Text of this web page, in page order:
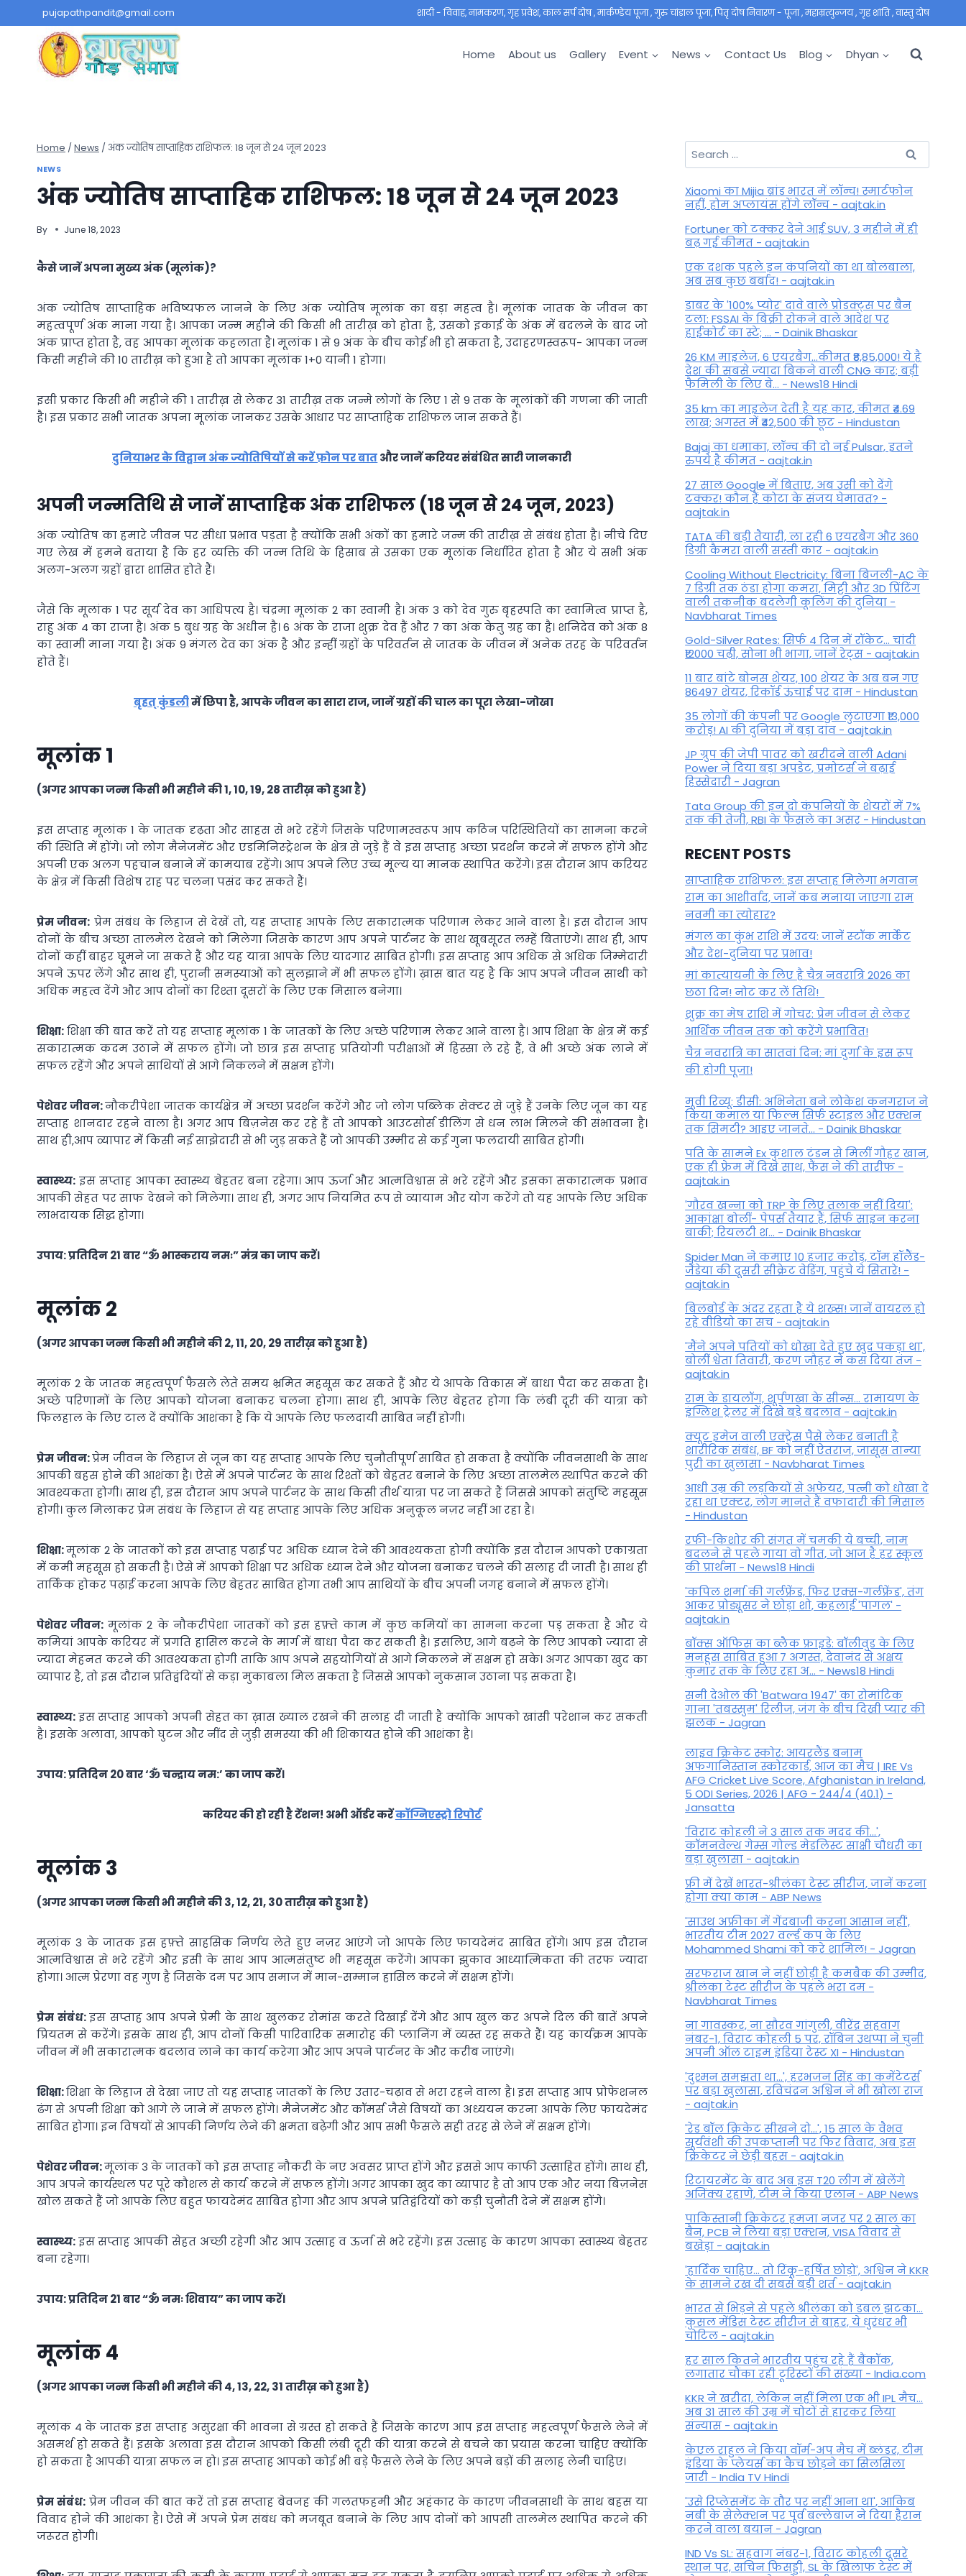
to
content
pujapathpandit@gmail.com शादी - विवाह, नामकरण, गृह प्रवेश, काल सर्प दोष , मार्कण्डेय पूजा , गुरु चांडाल पूजा, पितृ दोष निवारण - पूजा , महाम्रत्युन्जय , गृह शांति , वास्तु दोष
Home About us Gallery Event News Contact Us Blog Dhyan
Home / News / अंक ज्योतिष साप्ताहिक राशिफल: 18 जून से 24 जून 2023
NEWS
अंक ज्योतिष साप्ताहिक राशिफल: 18 जून से 24 जून 2023
By June 18, 2023
कैसे जानें अपना मुख्य अंक (मूलांक)?
अंक ज्योतिष साप्ताहिक भविष्यफल जानने के लिए अंक ज्योतिष मूलांक का बड़ा महत्व है। मूलांक जातक के जीवन का
महत्वपूर्ण अंक माना गया है। आपका जन्म महीने की किसी भी तारीख़ को होता है, उसको इकाई के अंक में बदलने के बाद जो
अंक प्राप्त होता है, वह आपका मूलांक कहलाता है। मूलांक 1 से 9 अंक के बीच कोई भी हो सकता है, उदाहरणस्वरूप- आपका जन्म
किसी महीने की 10 तारीख़ को हुआ है तो आपका मूलांक 1+0 यानी 1 होगा।
इसी प्रकार किसी भी महीने की 1 तारीख़ से लेकर 31 तारीख़ तक जन्मे लोगों के लिए 1 से 9 तक के मूलांकों की गणना की जाती
है। इस प्रकार सभी जातक अपना मूलांक जानकर उसके आधार पर साप्ताहिक राशिफल जान सकते हैं।
दुनियाभर के विद्वान अंक ज्योतिषियों से करें फ़ोन पर बातऔर जानें करियर संबंधित सारी जानकारी
अपनी जन्मतिथि से जानें साप्ताहिक अंक राशिफल (18 जून से 24 जून, 2023)
अंक ज्योतिष का हमारे जीवन पर सीधा प्रभाव पड़ता है क्योंकि सभी अंकों का हमारे जन्म की तारीख़ से संबंध होता है। नीचे दिए
गए लेख में हमने बताया है कि हर व्यक्ति की जन्म तिथि के हिसाब से उसका एक मूलांक निर्धारित होता है और ये सभी अंक
अलग-अलग ग्रहों द्वारा शासित होते हैं।
जैसे कि मूलांक 1 पर सूर्य देव का आधिपत्य है। चंद्रमा मूलांक 2 का स्वामी है। अंक 3 को देव गुरु बृहस्पति का स्वामित्व प्राप्त है,
राहु अंक 4 का राजा है। अंक 5 बुध ग्रह के अधीन है। 6 अंक के राजा शुक्र देव हैं और 7 का अंक केतु ग्रह का है। शनिदेव को अंक 8
का स्वामी माना गया है। अंक 9 मंगल देव का अंक है और इन्हीं ग्रहों के परिवर्तन से जातक के जीवन में अनेक तरह के परिवर्तन
होते हैं।
बृहत् कुंडलीमें छिपा है, आपके जीवन का सारा राज, जानें ग्रहों की चाल का पूरालेखा-जोखा
मूलांक 1
(अगर आपका जन्म किसी भी महीने की 1, 10, 19, 28 तारीख़ को हुआ है)
इस सप्ताह मूलांक 1 के जातक दृढ़ता और साहस से भरे रहेंगे जिसके परिणामस्वरूप आप कठिन परिस्थितियों का सामना करने
की स्थिति में होंगे। जो लोग मैनेजमेंट और एडमिनिस्ट्रेशन के क्षेत्र से जुड़े हैं वे इस सप्ताह अच्छा प्रदर्शन करने में सफल होंगे और
अपनी एक अलग पहचान बनाने में कामयाब रहेंगे। आप अपने लिए उच्च मूल्य या मानक स्थापित करेंगे। इस दौरान आप करियर
के क्षेत्र में किसी विशेष राह पर चलना पसंद कर सकते हैं।
प्रेम जीवन: प्रेम संबंध के लिहाज से देखें तो, यह सप्ताह आपके लिए सकारात्मक परिणाम लेकर आने वाला है। इस दौरान आप
दोनों के बीच अच्छा तालमेल देखने को मिलेगा जिसके कारण आप अपने पार्टनर के साथ खूबसूरत लम्हें बिताएंगे। साथ ही, आप
दोनों कहीं बाहर घूमने जा सकते हैं और यह यात्रा आपके लिए यादगार साबित होगी। इस सप्ताह आप अधिक से अधिक जिम्मेदारी
अपने ऊपर लेंगे और साथ ही, पुरानी समस्याओं को सुलझाने में भी सफल होंगे। ख़ास बात यह है कि आप अपने जीवन साथी को
अधिक महत्व देंगे और आप दोनों का रिश्ता दूसरों के लिए एक मिसाल बनेगा।
शिक्षा:शिक्षा की बात करें तो यह सप्ताह मूलांक 1 के जातकों के लिए अच्छे परिणाम लेकर आने वाला है। आप शिक्षा के क्षेत्र में कई
सकारात्मक कदम उठाने में सफल होंगे। जो छात्र इस सप्ताह प्रतियोगी परीक्षाओं में हिस्सा ले रहे हैं, वे भी अच्छे अंक लाने में
सफल रहेंगे और अपने साथियों से आगे निकलने में सक्षम होंगे।
पेशेवर जीवन:नौकरीपेशा जातक कार्यक्षेत्र में अच्छा प्रदर्शन करेंगे और जो लोग पब्लिक सेक्टर से जुड़े हैं उनके लिए जून का यह
सप्ताह शानदार रहने वाला है। अगर आप बिज़नेस कर रहे हैं तो आपको आउटसोर्स डीलिंग से धन लाभ मिलने की संभावना है।
साथ ही,आप व्यापार में किसी नई साझेदारी से भी जुड़ सकते हैं जो आपकी उम्मीद से कई गुना फलदायी साबित होगी।
स्वास्थ्य: इस सप्ताह आपका स्वास्थ्य बेहतर बना रहेगा। आप ऊर्जा और आत्मविश्वास से भरे रहेंगे और इसका सकारात्मक प्रभाव
आपकी सेहत पर साफ देखने को मिलेगा। साथ ही, अगर आप नियमित रूप से व्यायाम और योग करेंगे तो यह आपके लिए अधिक
लाभदायक सिद्ध होगा।
उपाय: प्रतिदिन 21 बार “ॐ भास्कराय नमः” मंत्र का जाप करें।
मूलांक 2
(अगर आपका जन्म किसी भी महीने की 2, 11, 20, 29 तारीख़ को हुआ है)
मूलांक 2 के जातक महत्वपूर्ण फैसले लेते समय भ्रमित महसूस कर सकते हैं और ये आपके विकास में बाधा पैदा कर सकता है।
अच्छे परिणामों के लिए आपको योजना बनाकर चलना होगा। साथ ही, आपके लिए बेहतर होगा कि लंबी दूरी की यात्रा को
फिलहाल के लिए टाल दें क्योंकि आशंका है कि ये आपके लिए फलदायी साबित नहीं होगी।
प्रेम जीवन:प्रेम जीवन के लिहाज से जून का यह सप्ताह आपके लिए चुनौतीपूर्ण साबित हो सकता है क्योंकि जीवनसाथी के साथ
आपकी बहस होने की आशंका है। ऐसे में अपने पार्टनर के साथ रिश्तों को बेहतर बनाने के लिए अच्छा तालमेल स्थापित करने की
आवश्यकता होगी। साथ ही, इस दौरान आप अपने पार्टनर के साथ किसी तीर्थ यात्रा पर जा सकते हैं जिससे आपको संतुष्टि महसूस
होगी। कुल मिलाकर प्रेम संबंध के लिहाज से यह सप्ताह आपके लिए अधिक अनुकूल नज़र नहीं आ रहा है।
शिक्षा:मूलांक 2 के जातकों को इस सप्ताह पढ़ाई पर अधिक ध्यान देने की आवश्यकता होगी क्योंकि इस दौरान आपको एकाग्रता
में कमी महसूस हो सकती है। ऐसे में आपको शिक्षा पर अधिक ध्यान देने और योजना बनाकर चलने की सलाह दी जाती है। साथ ही
तार्किक होकर पढ़ाई करना आपके लिए बेहतर साबित होगा तभी आप साथियों के बीच अपनी जगह बनाने में सफल होंगे।
पेशेवर जीवन: मूलांक 2 के नौकरीपेशा जातकों को इस हफ़्ते काम में कुछ कमियों का सामना करना पड़ सकता है और ये
कमियां आपके करियर में प्रगति हासिल करने के मार्ग में बाधा पैदा कर सकती है। इसलिए, आगे बढ़ने के लिए आपको ज्यादा से
ज्यादा मेहनत करने की आवश्यकता होगी ताकि आप अपने सहयोगियों से आगे निकलने में सक्षम हो सके। अगर आपका खुद का
व्यापार है, तो इस दौरान प्रतिद्वंदियों से कड़ा मुकाबला मिल सकता है जिससे आपको नुकसान उठाना पड़ सकता है।
स्वास्थ्य:इस सप्ताह आपको अपनी सेहत का ख़ास ख्याल रखने की सलाह दी जाती है क्योंकि आपको खांसी परेशान कर सकती
है। इसके अलावा, आपको घुटन और नींद से जुड़ी समस्या की भी शिकायत होने की आशंका है।
उपाय: प्रतिदिन 20 बार ‘ॐ चन्द्राय नम:’ का जाप करें।
करियर की हो रही है टेंशन! अभी ऑर्डर करेंकॉग्निएस्ट्रो रिपोर्ट
मूलांक 3
(अगर आपका जन्म किसी भी महीने की 3, 12, 21, 30 तारीख़ को हुआ है)
मूलांक 3 के जातक इस हफ़्ते साहसिक निर्णय लेते हुए नज़र आएंगे जो आपके लिए फायदेमंद साबित होंगे। आप इस दौरान
आत्मविश्वास से भरे रहेंगे और इसी के साथ आप आत्मसंतुष्ट भी महसूस करेंगे। आपका झुकाव आध्यात्मिकता की तरफ ज्यादा
होगा। आत्म प्रेरणा वह गुण है जिसके दम पर आप समाज में मान-सम्मान हासिल करने में सक्षम होंगे।
प्रेम संबंध:इस सप्ताह आप अपने प्रेमी के साथ खुलकर रोमांस करते दिखाई देंगे और आप खुल कर अपने दिल की बातें अपने
प्रियतम से करेंगे। इसके साथ ही, आप दोनों किसी पारिवारिक समारोह की प्लानिंग में व्यस्त रह सकते हैं। यह कार्यक्रम आपके
जीवन में भी सकारात्मक बदलाव लाने का कार्य करेगा और आप अपने पार्टनर के और करीब जाएंगे।
शिक्षा:शिक्षा के लिहाज से देखा जाए तो यह सप्ताह जातकों के लिए उतार-चढ़ाव से भरा रहने वाला है। इस सप्ताह आप प्रोफेशनल
ढंग से अपनी शिक्षा को आगे ले जाने में सफल होंगे। मैनेजमेंट और कॉमर्स जैसे विषयों का अध्ययन करना आपके लिए फायदेमंद
साबित होगा। इन विषयों से आपकी निर्णय लेने की क्षमता बढ़ेगी और आप सभी फैसले सही तरह से लेने में सक्षम होंगे।
पेशेवर जीवन:मूलांक 3 के जातकों को इस सप्ताह नौकरी के नए अवसर प्राप्त होंगे और इससे आप काफी उत्साहित होंगे। साथ ही,
आप अपने कार्यस्थल पर पूरे कौशल से कार्य करने में सफल होंगे। अगर आपका खुद का व्यापार है तो आप एक और नया बिज़नेस
खोल सकते हैं जो आपके लिए बहुत फायदेमंद साबित होगा और आप अपने प्रतिद्वंदियों को कड़ी चुनौती देने में सक्षम होंगे।
स्वास्थ्य:इस सप्ताह आपकी सेहत अच्छी रहेगी और आप उत्साह व ऊर्जा से भरे रहेंगे। इस उत्साह के कारण आपका स्वास्थ्य बेहतर
बना रहेगा।
उपाय: प्रतिदिन 21 बार “ॐ नमः शिवाय” का जाप करें।
मूलांक 4
(अगर आपका जन्म किसी भी महीने की 4, 13, 22, 31 तारीख़ को हुआ है)
मूलांक 4 के जातक इस सप्ताह असुरक्षा की भावना से ग्रस्त हो सकते हैं जिसके कारण आप इस सप्ताह महत्वपूर्ण फैसले लेने में
असमर्थ हो सकते हैं। इसके अलावा इस दौरान आपको किसी लंबी दूरी की यात्रा करने से बचने का प्रयास करना चाहिए क्योंकि
हो सकता है आपकी यात्रा सफल न हो। इस सप्ताह आपको कोई भी बड़े फैसले लेने के लिए अपने बड़ों की सलाह लेनी चाहिए।
प्रेम संबंध:प्रेम जीवन की बात करें तो इस सप्ताह बेवजह की गलतफहमी और अहंकार के कारण जीवनसाथी के साथ बहस या
विवाद होने की आशंका है। ऐसे में अपने प्रेम संबंध को मजबूत बनाने के लिए आप दोनों को आपसी तालमेल स्थापित करने की
जरूरत होगी।
Search
for:
Xiaomi का Mijia ब्रांड भारत में लॉन्च! स्मार्टफोन
नहीं, होम अप्लायंस होंगे लॉन्च - aajtak.in
Fortuner को टक्कर देने आई SUV, 3 महीने में ही
बढ़ गई कीमत - aajtak.in
एक दशक पहले इन कंपनियों का था बोलबाला,
अब सब कुछ बर्बाद! - aajtak.in
डाबर के '100% प्योर' दावे वाले प्रोडक्ट्स पर बैन
टला: FSSAI के बिक्री रोकने वाले आदेश पर
हाईकोर्ट का स्टे; ... - Dainik Bhaskar
26 KM माइलेज, 6 एयरबैग...कीमत ₹8,85,000! ये है
देश की सबसे ज्यादा बिकने वाली CNG कार; बड़ी
फैमिली के लिए बे... - News18 Hindi
35 km का माइलेज देती है यह कार, कीमत ₹4.69
लाख; अगस्त में ₹42,500 की छूट - Hindustan
Bajaj का धमाका, लॉन्च की दो नई Pulsar, इतने
रुपये है कीमत - aajtak.in
27 साल Google में बिताए, अब उसी को देंगे
टक्कर! कौन हैं कोटा के संजय घेमावत? -
aajtak.in
TATA की बड़ी तैयारी, ला रही 6 एयरबैग और 360
डिग्री कैमरा वाली सस्ती कार - aajtak.in
Cooling Without Electricity: बिना बिजली-AC के
7 डिग्री तक ठंडा होगा कमरा, मिट्टी और 3D प्रिंटिंग
वाली तकनीक बदलेगी कूलिंग की दुनिया -
Navbharat Times
Gold-Silver Rates: सिर्फ 4 दिन में रॉकेट... चांदी
₹12000 चढ़ी, सोना भी भागा, जानें रेट्स - aajtak.in
11 बार बांटे बोनस शेयर, 100 शेयर के अब बन गए
86497 शेयर, रिकॉर्ड ऊंचाई पर दाम - Hindustan
35 लोगों की कंपनी पर Google लुटाएगा ₹13,000
करोड़! AI की दुनिया में बड़ा दांव - aajtak.in
JP ग्रुप की जेपी पावर को खरीदने वाली Adani
Power ने दिया बड़ा अपडेट, प्रमोटर्स ने बढ़ाई
हिस्सेदारी - Jagran
Tata Group की इन दो कंपनियों के शेयरों में 7%
तक की तेजी, RBI के फैसले का असर - Hindustan
RECENT POSTS
साप्ताहिक राशिफल: इस सप्ताह मिलेगा भगवान
राम का आशीर्वाद, जानें कब मनाया जाएगा राम
नवमी का त्योहार?
मंगल का कुंभ राशि में उदय: जानें स्‍टॉक मार्केट
और देश-दुनिया पर प्रभाव!
मां कात्‍यायनी के लिए है चैत्र नवरात्रि 2026 का
छठा दिन! नोट कर लें तिथि!
शुक्र का मेष राशि में गोचर: प्रेम जीवन से लेकर
आर्थिक जीवन तक को करेंगे प्रभावित!
चैत्र नवरात्रि का सातवां दिन: मां दुर्गा के इस रूप
की होगी पूजा!
मूवी रिव्यू: डीसी: अभिनेता बने लोकेश कनगराज ने
किया कमाल या फिल्म सिर्फ स्टाइल और एक्शन
तक सिमटी? आइए जानते... - Dainik Bhaskar
पति के सामने Ex कुशाल टंडन से मिलीं गौहर खान,
एक ही फ्रेम में दिखे साथ, फैंस ने की तारीफ -
aajtak.in
'गौरव खन्ना को TRP के लिए तलाक नहीं दिया':
आकांक्षा बोलीं- पेपर्स तैयार हैं, सिर्फ साइन करना
बाकी; रियलटी श... - Dainik Bhaskar
Spider Man ने कमाए 10 हजार करोड़, टॉम हॉलैेंड-
जैंडेया की दूसरी सीक्रेट वेडिंग, पहुंचे ये सितारे! -
aajtak.in
बिलबोर्ड के अंदर रहता है ये शख्स! जानें वायरल हो
रहे वीडियो का सच - aajtak.in
'मैंने अपने पतियों को धोखा देते हुए खुद पकड़ा था',
बोलीं श्वेता तिवारी, करण जौहर ने कस दिया तंज -
aajtak.in
राम के डायलॉग, शूर्पणखा के सीन्स... रामायण के
इंग्लिश ट्रेलर में दिखे बड़े बदलाव - aajtak.in
क्यूट इमेज वाली एक्ट्रेस पैसे लेकर बनाती है
शारीरिक संबंध, BF को नहीं ऐतराज, जासूस तान्‍या
पुरी का खुलासा - Navbharat Times
आधी उम्र की लड़कियों से अफेयर, पत्नी को धोखा दे
रहा था एक्टर, लोग मानते हैं वफादारी की मिसाल
- Hindustan
रफी-किशोर की संगत में चमकी ये बच्ची, नाम
बदलने से पहले गाया वो गीत, जो आज है हर स्कूल
की प्रार्थना - News18 Hindi
'कपिल शर्मा की गर्लफ्रेंड, फिर एक्स-गर्लफ्रेंड', तंग
आकर प्रोड्यूसर ने छोड़ा शो, कहलाई 'पागल' -
aajtak.in
बॉक्स ऑफिस का ब्लैक फ्राइडे: बॉलीवुड के लिए
मनहूस साबित हुआ 7 अगस्त, देवानंद से अक्षय
कुमार तक के लिए रहा अ... - News18 Hindi
सनी देओल की 'Batwara 1947' का रोमांटिक
गाना 'तबस्सुम' रिलीज, जंग के बीच दिखी प्यार की
झलक - Jagran
लाइव क्रिकेट स्कोर: आयरलैंड बनाम
अफगानिस्तान स्कोरकार्ड, आज का मैच | IRE Vs
AFG Cricket Live Score, Afghanistan in Ireland,
5 ODI Series, 2026 | AFG - 244/4 (40.1) -
Jansatta
'विराट कोहली ने 3 साल तक मदद की...',
कॉमनवेल्थ गेम्स गोल्ड मेडलिस्ट साक्षी चौधरी का
बड़ा खुलासा - aajtak.in
फ्री में देखें भारत-श्रीलंका टेस्ट सीरीज, जानें करना
होगा क्या काम - ABP News
'साउथ अफ्रीका में गेंदबाजी करना आसान नहीं',
भारतीय टीम 2027 वर्ल्‍ड कप के लिए
Mohammed Shami को करे शामिल! - Jagran
सरफराज खान ने नहीं छोड़ी है कमबैक की उम्मीद,
श्रीलंका टेस्ट सीरीज के पहले भरा दम -
Navbharat Times
ना गावस्कर, ना सौरव गांगुली, वीरेंद्र सहवाग
नंबर-1, विराट कोहली 5 पर, रॉबिन उथप्पा ने चुनी
अपनी ऑल टाइम इंडिया टेस्ट XI - Hindustan
'दुश्मन समझता था...', हरभजन सिंह का कमेंटेटर्स
पर बड़ा खुलासा, रव‍िचंद्रन अश्विन ने भी खोला राज
- aajtak.in
'रेड बॉल क्रिकेट सीखने दो...', 15 साल के वैभव
सूर्यवंशी की उपकप्तानी पर फ‍िर व‍िवाद, अब इस
क्रिकेटर ने छेड़ी बहस - aajtak.in
रिटायरमेंट के बाद अब इस T20 लीग में खेलेंगे
अजिंक्य रहाणे, टीम ने किया एलान - ABP News
पाकिस्तानी क्रिकेटर हमजा नजर पर 2 साल का
बैन, PCB ने ल‍िया बड़ा एक्शन, VISA व‍िवाद से
बखेड़ा - aajtak.in
'हार्दिक चाहिए... तो रिंकू-हर्षित छोड़ो', अश्विन ने KKR
के सामने रख दी सबसे बड़ी शर्त - aajtak.in
भारत से भिड़ने से पहले श्रीलंका को डबल झटका...
कुसल मेंडिस टेस्ट सीरीज से बाहर, ये धुरंधर भी
चोटिल - aajtak.in
हर साल कितने भारतीय पहुंच रहे हैं बैंकॉक,
लगातार चौंका रही टूरिस्टों की संख्या - India.com
KKR ने खरीदा, लेकिन नहीं मिला एक भी IPL मैच...
अब 31 साल की उम्र में चोटों से हारकर लिया
संन्यास - aajtak.in
केएल राहुल ने किया वॉर्म-अप मैच में ब्लंडर, टीम
इंडिया के प्लेयर्स का कैच छोड़ने का सिलसिला
जारी - India TV Hindi
'उसे रिप्लेसमेंट के तौर पर नहीं आना था', आकिब
नबी के सेलेक्शन पर पूर्व बल्लेबाज ने दिया हैरान
करने वाला बयान - Jagran
IND Vs SL: सहवाग नंबर-1, विराट कोहली दूसरे
स्थान पर, सचिन फिसड्डी, SL के खिलाफ टेस्ट में